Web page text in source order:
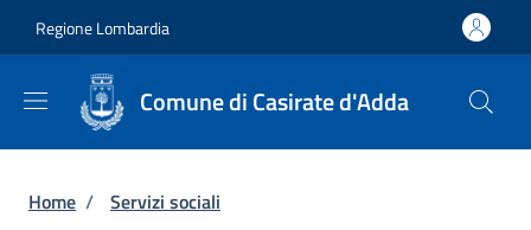
Regione Lombardia
Comune di Casirate d'Adda
Briciole di pane
Home / Servizi sociali